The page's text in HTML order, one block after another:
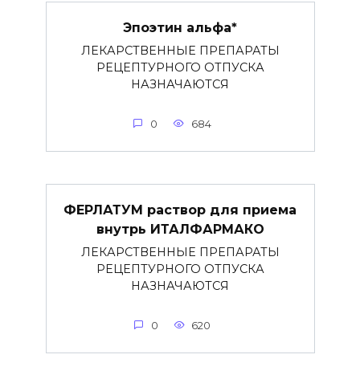
Эпоэтин альфа*
ЛЕКАРСТВЕННЫЕ ПРЕПАРАТЫ
РЕЦЕПТУРНОГО ОТПУСКА
НАЗНАЧАЮТСЯ
0 684
ФЕРЛАТУМ раствор для приема
внутрь ИТАЛФАРМАКО
ЛЕКАРСТВЕННЫЕ ПРЕПАРАТЫ
РЕЦЕПТУРНОГО ОТПУСКА
НАЗНАЧАЮТСЯ
0 620